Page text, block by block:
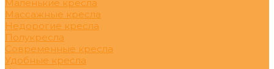
Маленькие кресла
Массажные кресла
Недорогие кресла
Полукресла
Современные кресла
Удобные кресла